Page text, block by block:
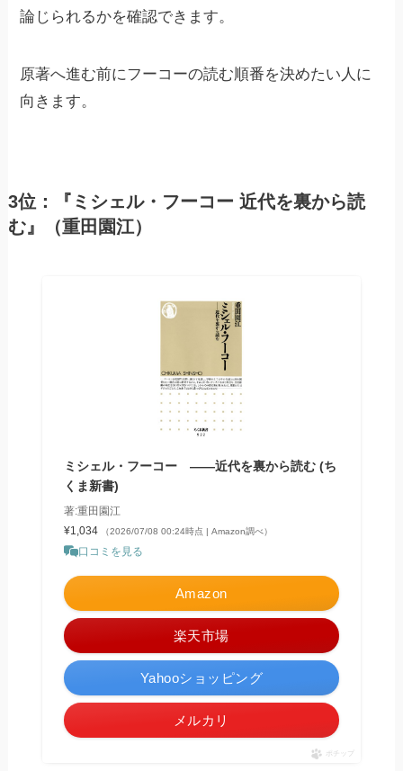
論じられるかを確認できます。
原著へ進む前にフーコーの読む順番を決めたい人に
向きます。
3位：『ミシェル・フーコー 近代を裏から読
む』（重田園江）
ミシェル・フーコー ――近代を裏から読む (ち
くま新書)
著:重田園江
¥1,034
（2026/07/08 00:24時点 | Amazon調べ）
口コミを見る
Amazon
楽天市場
Yahooショッピング
メルカリ
ポチップ